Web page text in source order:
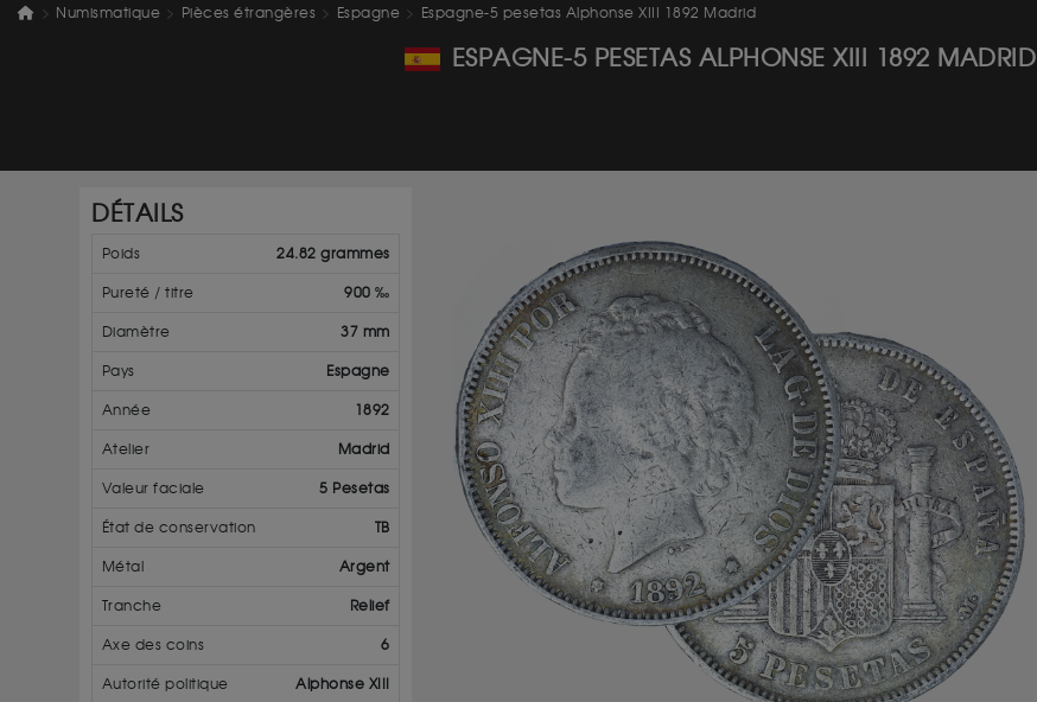
Numismatique Pièces étrangères Espagne Espagne-5 pesetas Alphonse XIII 1892 Madrid
ESPAGNE-5 PESETAS ALPHONSE XIII 1892 MADRID
DÉTAILS
Poids 24.82 grammes
Pureté / titre 900 ‰
Diamètre 37 mm
Pays Espagne
Année 1892
Atelier Madrid
Valeur faciale 5 Pesetas
État de conservation TB
Métal Argent
Tranche Relief
Axe des coins 6
Autorité politique Alphonse XIII